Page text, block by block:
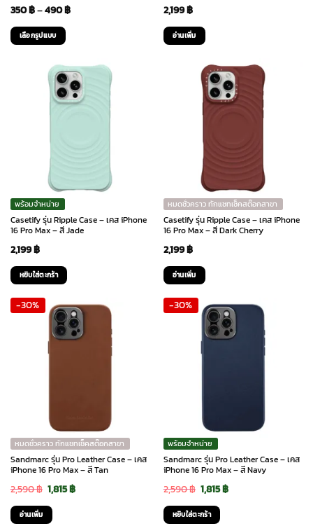
350฿–490฿Price
through
490 ฿
เลือกรูปแบบ
chosen
on
the
product
2,199฿
อ่านเพิ่ม
พร้อมจำหน่าย
Casetify รุ่น Ripple Case – เคส iPhone
16 Pro Max – สี Jade
2,199฿
หยิบใส่ตะกร้า
หมดชั่วคราว ทักแชทเช็คสต๊อกสาขา
Casetify รุ่น Ripple Case – เคส iPhone
16 Pro Max – สี Dark Cherry
2,199฿
อ่านเพิ่ม
-30%
หมดชั่วคราว ทักแชทเช็คสต๊อกสาขา
Sandmarc รุ่น Pro Leather Case – เคส
iPhone 16 Pro Max – สี Tan
2,590฿ Original
price
1,815฿Current
อ่านเพิ่ม
-30%
พร้อมจำหน่าย
Sandmarc รุ่น Pro Leather Case – เคส
iPhone 16 Pro Max – สี Navy
2,590฿ Original
price
1,815฿Current
หยิบใส่ตะกร้า